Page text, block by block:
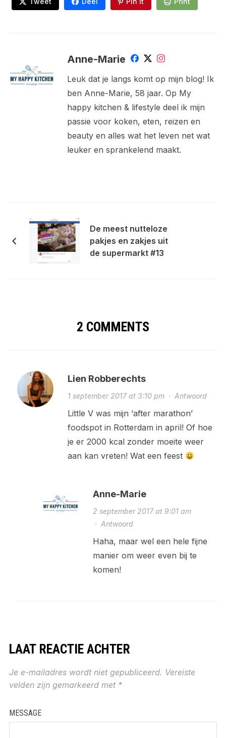
Anne-Marie
Leuk dat je langs komt op mijn blog! Ik
ben Anne-Marie, 58 jaar. Op My
happy kitchen & lifestyle deel ik mijn
passie voor koken, eten, reizen en
beauty en alles wat het leven net wat
leuker en sprankelend maakt.
De meest nutteloze
pakjes en zakjes uit
de supermarkt #13
2 COMMENTS
Lien Robberechts
1 september 2017 at 3:10 pm· Antwoord
Little V was mijn ‘after marathon’
foodspot in Rotterdam in april! Of hoe
je er 2000 kcal zonder moeite weer
aan kan vreten! Wat een feest
Anne-Marie
2 september 2017 at 9:01 am
· Antwoord
Haha, maar wel een hele fijne
manier om weer even bij te
komen!
LAAT REACTIE ACHTER
Je e-mailadres wordt niet gepubliceerd. Vereiste
velden zijn gemarkeerd met *
MESSAGE